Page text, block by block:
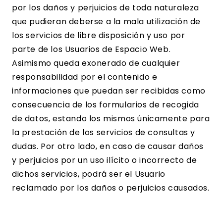
por los daños y perjuicios de toda naturaleza
que pudieran deberse a la mala utilización de
los servicios de libre disposición y uso por
parte de los Usuarios de Espacio Web.
Asimismo queda exonerado de cualquier
responsabilidad por el contenido e
informaciones que puedan ser recibidas como
consecuencia de los formularios de recogida
de datos, estando los mismos únicamente para
la prestación de los servicios de consultas y
dudas. Por otro lado, en caso de causar daños
y perjuicios por un uso ilícito o incorrecto de
dichos servicios, podrá ser el Usuario
reclamado por los daños o perjuicios causados.